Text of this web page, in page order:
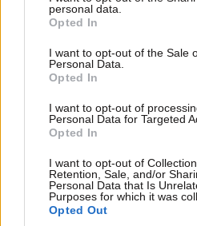
grant or deny consent to Google
use your data for below specified
consent section.
personal data.
Opted In
I want to opt-out of the Sale
Personal Data.
Opted In
I want to opt-out of
Personal Data for Targeted
Opted In
I want to opt-out of
Retention, Sale, and/or
Personal Data that Is
Purposes for which it was
Opted Out
Xαρακτήρες: 0/1000
Διαβάστε και ακολουθήστε